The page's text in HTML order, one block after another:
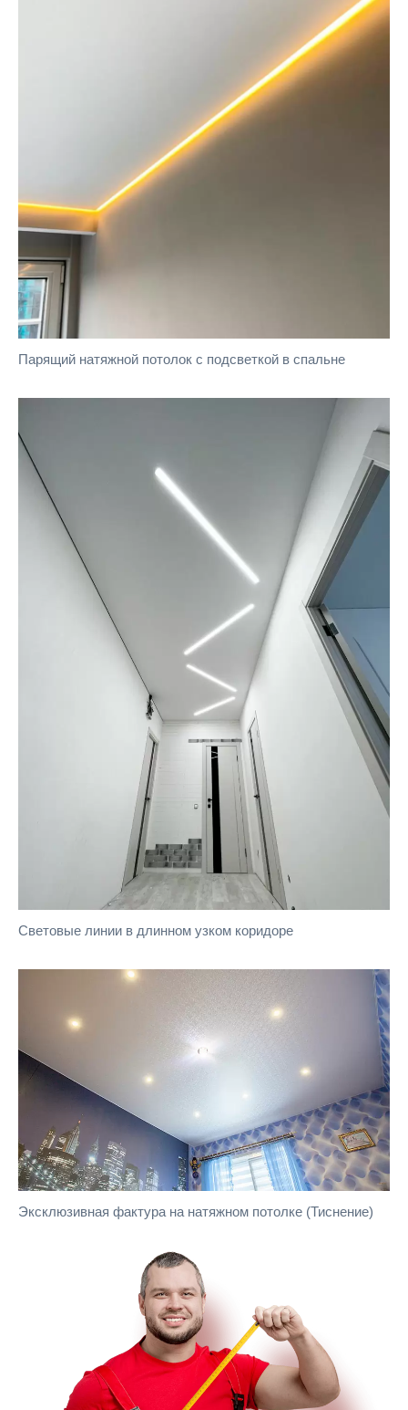
Парящий натяжной потолок с подсветкой в спальне
Cветовые линии в длинном узком коридоре
Эксклюзивная фактура на натяжном потолке (Тиснение)